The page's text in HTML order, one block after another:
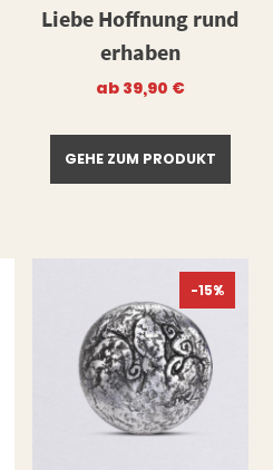
€.
Liebe Hoffnung rund
erhaben
ab 39,90 €
GEHE ZUM PRODUKT
-15%